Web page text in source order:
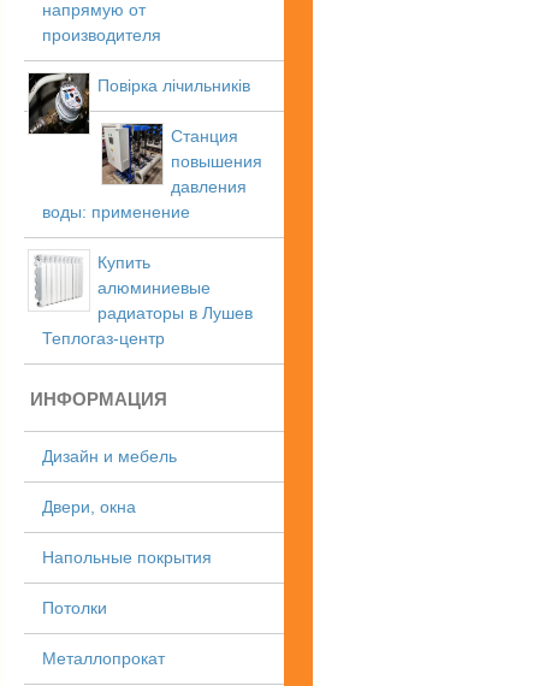
напрямую от
производителя
Повірка лічильників
Станция
повышения
давления
воды: применение
Купить
алюминиевые
радиаторы в Лушев
Теплогаз-центр
ИНФОРМАЦИЯ
Дизайн и мебель
Двери, окна
Напольные покрытия
Потолки
Металлопрокат